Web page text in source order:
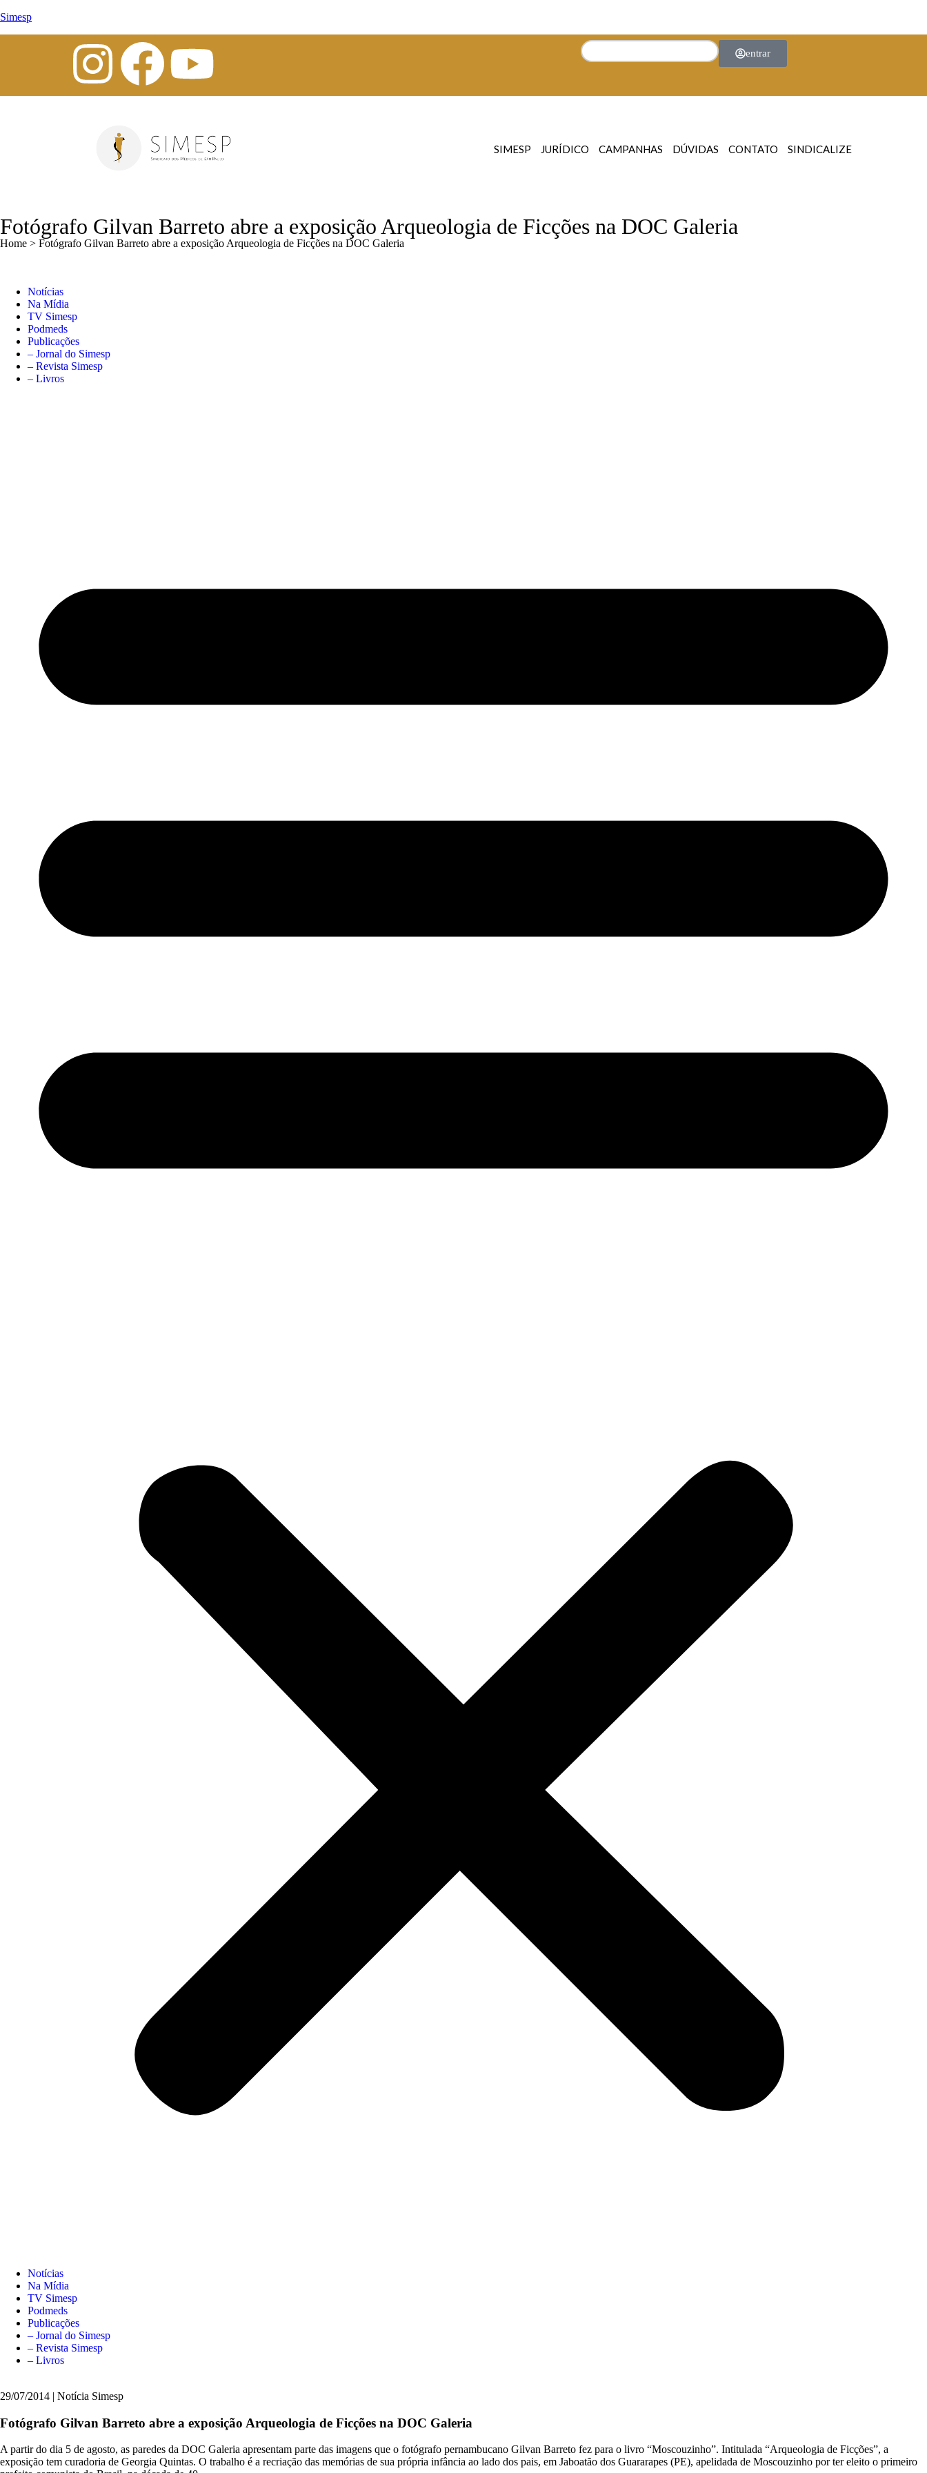
Simesp
entrar
SIMESP JURÍDICO CAMPANHAS DÚVIDAS CONTATO SINDICALIZE
Fotógrafo Gilvan Barreto abre a exposição Arqueologia de Ficções na DOC Galeria
Home > Fotógrafo Gilvan Barreto abre a exposição Arqueologia de Ficções na DOC Galeria
Notícias
Na Mídia
TV Simesp
Podmeds
Publicações
– Jornal do Simesp
– Revista Simesp
– Livros
Notícias
Na Mídia
TV Simesp
Podmeds
Publicações
– Jornal do Simesp
– Revista Simesp
– Livros
29/07/2014 | Notícia Simesp
Fotógrafo Gilvan Barreto abre a exposição Arqueologia de Ficções na DOC Galeria
A partir do dia 5 de agosto, as paredes da DOC Galeria apresentam parte das imagens que o fotógrafo pernambucano Gilvan Barreto fez para o livro “Moscouzinho”. Intitulada “Arqueologia de Ficções”, a
exposição tem curadoria de Georgia Quintas. O trabalho é a recriação das memórias de sua própria infância ao lado dos pais, em Jaboatão dos Guararapes (PE), apelidada de Moscouzinho por ter eleito o primeiro